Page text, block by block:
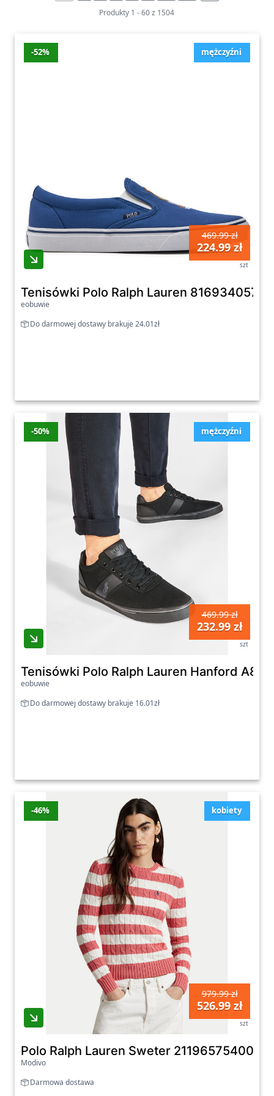
Produkty 1 -60z 1504
mężczyźni
-52%
469.99 zł
224.99 zł
szt
Tenisówki Polo Ralph Lauren
eobuwie
Do darmowej dostawy brakuje 24.01zł
mężczyźni
-50%
469.99 zł
232.99 zł
szt
Tenisówki Polo Ralph Lauren Hanford
eobuwie
Do darmowej dostawy brakuje 16.01zł
kobiety
-46%
979.99 zł
526.99 zł
szt
Polo Ralph Lauren Sweter 211965754001
Modivo
Darmowa dostawa